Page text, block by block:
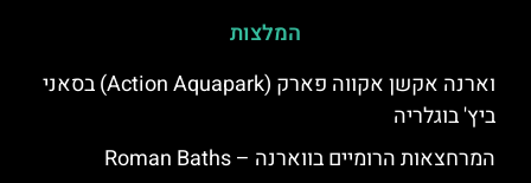
המלצות
וארנה אקשן אקווה פארק (Action Aquapark) בסאני
ביץ' בוגלריה
המרחצאות הרומיים בווארנה – Roman Baths